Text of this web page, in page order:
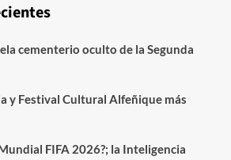
cementerio oculto de la Segunda
y Festival Cultural Alfeñique más
FIFA 2026?; la Inteligencia